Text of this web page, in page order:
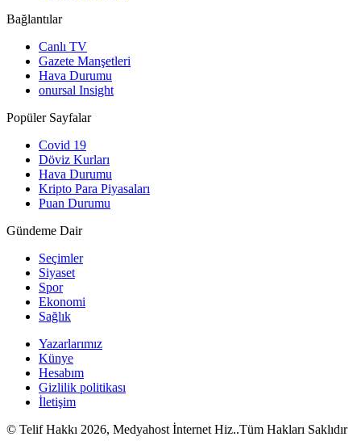
Bağlantılar
Canlı TV
Gazete Manşetleri
Hava Durumu
onursal Insight
Popüler Sayfalar
Covid 19
Döviz Kurları
Hava Durumu
Kripto Para Piyasaları
Puan Durumu
Gündeme Dair
Seçimler
Siyaset
Spor
Ekonomi
Sağlık
Yazarlarımız
Künye
Hesabım
Gizlilik politikası
İletişim
© Telif Hakkı 2026, Medyahost İnternet Hiz..Tüm Hakları Saklıdır